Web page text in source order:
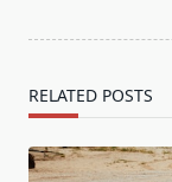
RELATED POSTS